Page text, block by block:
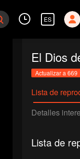
ES
El Dios
Actualizar a 669
Lista de
Detalles
Lista de